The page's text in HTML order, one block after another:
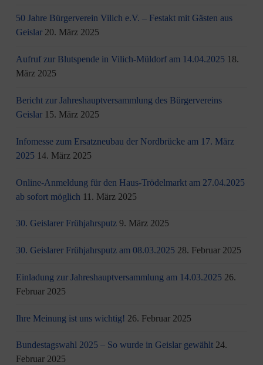
50 Jahre Bürgerverein Vilich e.V. – Festakt mit Gästen aus
Geislar 20. März 2025
Aufruf zur Blutspende in Vilich-Müldorf am 14.04.2025 18.
März 2025
Bericht zur Jahreshauptversammlung des Bürgervereins
Geislar 15. März 2025
Infomesse zum Ersatzneubau der Nordbrücke am 17. März
2025 14. März 2025
Online-Anmeldung für den Haus-Trödelmarkt am 27.04.2025
ab sofort möglich 11. März 2025
30. Geislarer Frühjahrsputz 9. März 2025
30. Geislarer Frühjahrsputz am 08.03.2025 28. Februar 2025
Einladung zur Jahreshauptversammlung am 14.03.2025 26.
Februar 2025
Ihre Meinung ist uns wichtig! 26. Februar 2025
Bundestagswahl 2025 – So wurde in Geislar gewählt 24.
Februar 2025